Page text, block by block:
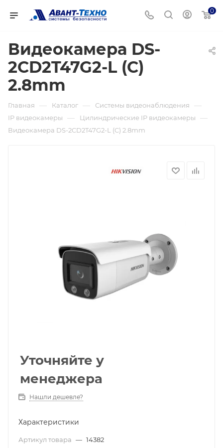
0
Видеокамера DS-
2CD2T47G2-L (C)
2.8mm
Главная — Каталог — Системы видеонаблюдения —
IP видеокамеры — Цилиндрические IP видеокамеры —
Видеокамера DS-2CD2T47G2-L (C) 2.8mm
Уточняйте у
менеджера
Нашли дешевле?
Характеристики
Артикул товара — 14382